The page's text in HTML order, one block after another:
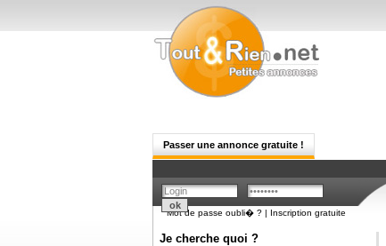
Passer une annonce gratuite !
Mot de passe oubli� ? | Inscription gratuite
Je cherche quoi ?